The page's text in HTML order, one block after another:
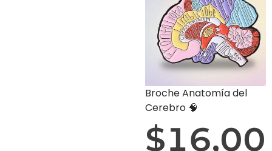
Broche Anatomía del
Cerebro 🧠
$16,00